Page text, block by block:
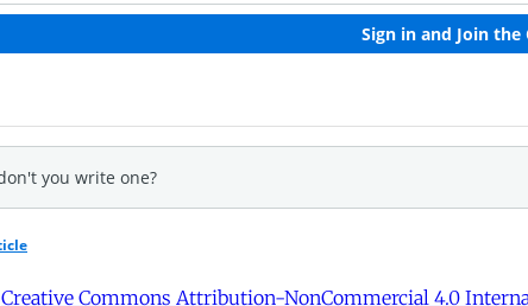
Creative Commons Attribution-NonCommercial 4.0